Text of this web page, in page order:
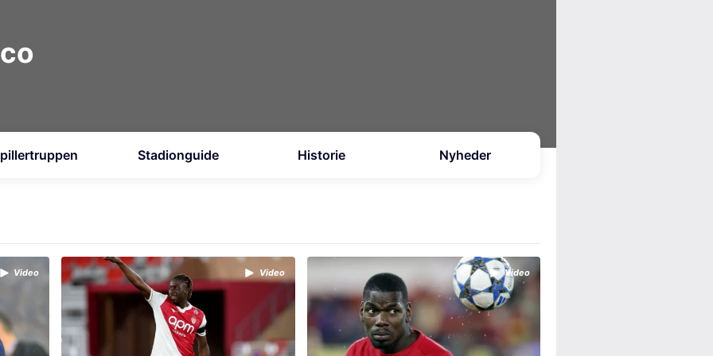
Stadionguide Historie Nyheder
Video Video Video